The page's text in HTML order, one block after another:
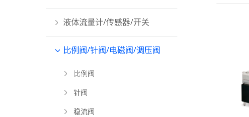
液体流量计/传感器/开关
比例阀/针阀/电磁阀/调压阀
比例阀
针阀
稳流阀